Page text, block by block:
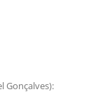
Gonçalves):